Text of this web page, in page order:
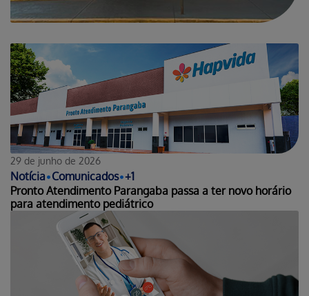
Notícia•Comunicados•+1
29 de junho de 2026
Pronto Atendimento Parangaba passa a ter novo horário
para atendimento pediátrico